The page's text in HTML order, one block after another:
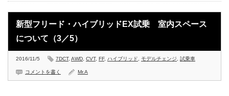
新型フリード・ハイブリッドEX試乗 室内スペース
について（3／5）
2016/11/5 7DCT, AWD CVT, FF, ハイブリッド モデルチェンジ 試乗車
コメントを書く Mr.A